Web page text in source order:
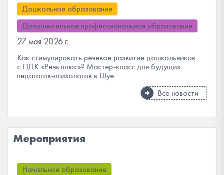
Дошкольное образование
Дополнительное профессиональное образование
27 мая 2026 г.
Как стимулировать речевое развитие дошкольников
с ПДК «Речь:плюс»? Мастер-класс для будущих
педагогов-психологов в Шуе
Все новости
Мероприятия
Начальное образование